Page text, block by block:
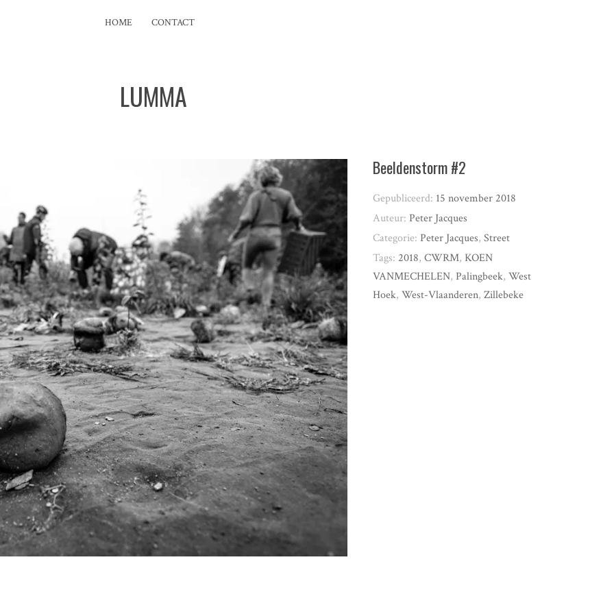
HOME CONTACT
LUMMA
Beeldenstorm #2
Gepubliceerd: 15 november 2018
Auteur:Peter Jacques
Categorie:Peter Jacques,Street
Tags: 2018,CWRM, KOEN
VANMECHELEN,Palingbeek,West
Hoek,West-Vlaanderen,Zillebeke